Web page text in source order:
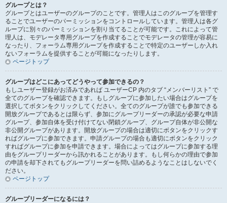
グループとは？
グループとはユーザーのグループのことです。管理人はこのグループを管理す
ることでユーザーのパーミッションをコントロールしています。管理人は各グ
ループに別々のパーミッションを割り当てることが可能です。これによって管
理人は、モデレータ専用グループを作成することでモデレータの管理が容易に
なったり、フォーラム専用グループを作成することで特定のユーザーしか入れ
ないフォーラムを提供することが可能になったりします。
ページトップ
グループはどこにあってどうやって参加できるの？
もしユーザー登録がお済みであれば ユーザーCP 内のタブ “メンバーリスト” で
全てのグループを確認できます。もしグループに参加したい場合はグループを
選択してボタンをクリックしてください。全てのグループが誰でも参加できる
開放グループであるとは限らず、参加にグループリーダーの承認が必要な申請
グループ、参加自体を受け付けてない閉鎖グループ、グループ自体が非公開な
非公開グループがあります。開放グループの場合は適切にボタンをクリックす
ればグループに参加できます。申請グループの場合も適切にボタンをクリック
すればグループに参加を申請できます。場合によってはグループに参加する理
由をグループリーダーから訊かれることがあります。もし何らかの理由で参加
の申請を却下されてもグループリーダーを問い詰めるようなことはしないでく
ださい。
ページトップ
グループリーダーになるには？